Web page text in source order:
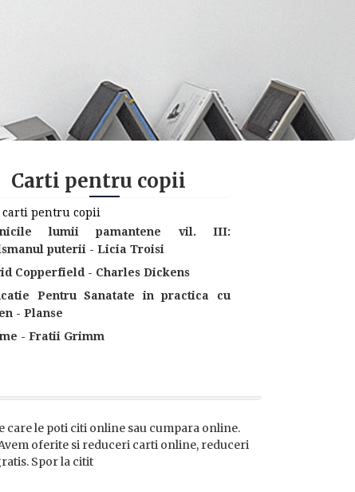
Carti pentru copii
carti pentru copii
lumii pamantene vil. III:
puterii - Licia Troisi
Copperfield - Charles Dickens
Pentru Sanatate in practica cu
- Planse
- Fratii Grimm
le poti citi online sau cumpara online.
oferite si reduceri carti online, reduceri
Spor la citit